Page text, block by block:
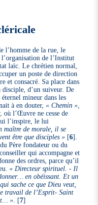
l’homme de la rue, le
de l’Institut
laïc. Le chrétien normal,
un poste de direction
et consacré. Sa place dans
disciple, d’un suiveur. De
mineur dans les
à en douter,« Chemin »,
l’Œuvre ne cesse de
l’inspire, le lui
maître de morale, il se
être que disciples » [6].
Père fondateur ou du
qui accompagne et
des ordres, parce qu’il
« Directeur spirituel. - Il
en obéissant. Et un
sache ce que Dieu veut,
travail de l’Esprit- Saint
». [7]